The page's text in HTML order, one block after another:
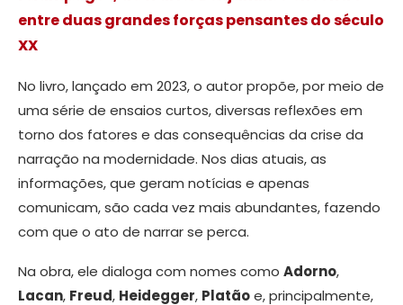
entre duas grandes forças pensantes do século
XX
No livro, lançado em 2023, o autor propõe, por meio de
uma série de ensaios curtos, diversas reflexões em
torno dos fatores e das consequências da crise da
narração na modernidade. Nos dias atuais, as
informações, que geram notícias e apenas
comunicam, são cada vez mais abundantes, fazendo
com que o ato de narrar se perca.
Na obra, ele dialoga com nomes como Adorno,
Lacan, Freud, Heidegger, Platãoe, principalmente,